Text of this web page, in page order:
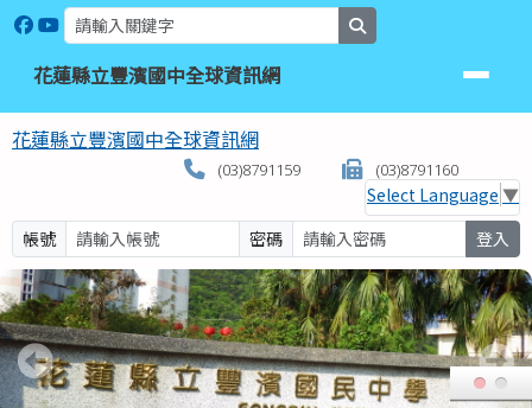
跳至主內容區
花蓮縣立豐濱國中全球資訊網
花蓮縣立豐濱國中全球資訊網
花蓮縣立豐濱國中全球資訊網
(03)8791159 (03)8791160
Select Language ▼
帳號
密碼 登入